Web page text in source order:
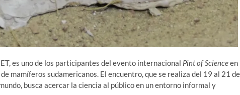
es uno de los participantes del evento internacional Pint of Scienceen
mamíferos sudamericanos. El encuentro, que se realiza del 19 al 21 de
busca acercar la ciencia al público en un entorno informal y